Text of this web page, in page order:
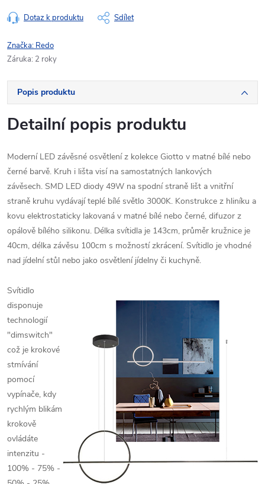
Dotaz k produktu Sdílet
Značka: Redo
Záruka: 2 roky
Popis produktu
Detailní popis produktu
Moderní LED závěsné osvětlení z kolekce Giotto v matné bílé nebo
černé barvě. Kruh i lišta visí na samostatných lankových
závěsech. SMD LED diody 49W na spodní straně lišt a vnitřní
straně kruhu vydávají teplé bílé světlo 3000K. Konstrukce z hliníku a
kovu elektrostaticky lakovaná v matné bílé nebo černé, difuzor z
opálově bílého silikonu. Délka svítidla je 143cm, průměr kružnice je
40cm, délka závěsu 100cm s možností zkrácení. Svítidlo je vhodné
nad jídelní stůl nebo jako osvětlení jídelny či kuchyně.
Svítidlo
disponuje
technologií
"dimswitch"
což je krokové
stmívání
pomocí
vypínače, kdy
rychlým blikám
krokově
ovládáte
intenzitu -
100% - 75% -